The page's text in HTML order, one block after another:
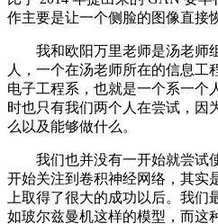
作主要是让一个侧脸的图像直接
我和欧阳万里老师是汤老师
人，一个在汤老师所在的信息工
电子工程系，也就是一个系一个
时也只有我们两个人在尝试，因
么以及能够做什么。
我们也并没有一开始就尝试
开始关注到卷积神经网络，其实
上取得了很大的成功以后。我们
如玻尔兹曼机这样的模型，而这